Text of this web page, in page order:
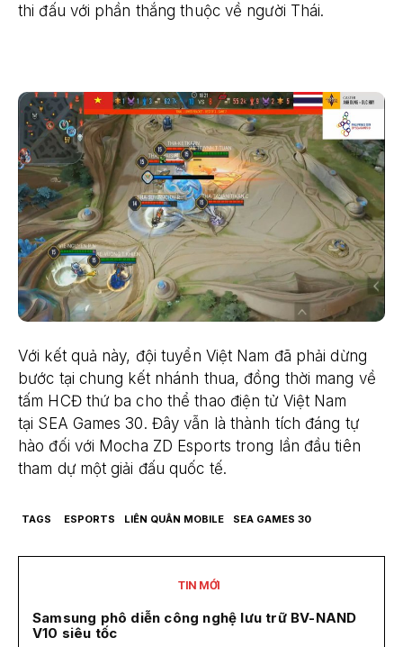
thi đấu với phần thắng thuộc về người Thái.
Với kết quả này, đội tuyển Việt Nam đã phải dừng
bước tại chung kết nhánh thua, đồng thời mang về
tấm HCĐ thứ ba cho thể thao điện tử Việt Nam
tại SEA Games 30. Đây vẫn là thành tích đáng tự
hào đối với Mocha ZD Esports trong lần đầu tiên
tham dự một giải đấu quốc tế.
TAGS ESPORTS LIÊN QUÂN MOBILE SEA GAMES 30
TIN MỚI
Samsung phô diễn công nghệ lưu trữ BV-NAND
V10 siêu tốc